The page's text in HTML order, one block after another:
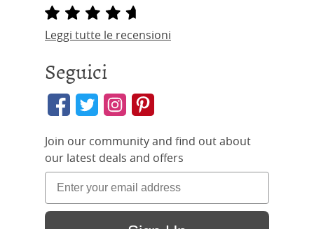
Leggi tutte le recensioni
Seguici
Join our community and find out about
our latest deals and offers